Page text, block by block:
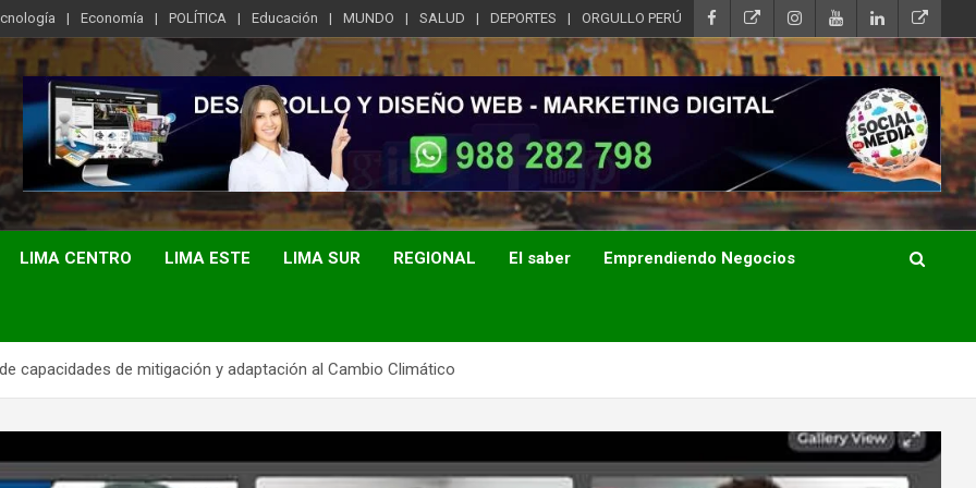
Economía POLÍTICA Educación MUNDO SALUD DEPORTES ORGULLO PERÚ
LIMA CENTRO LIMA ESTE LIMA SUR REGIONAL El saber Emprendiendo Negocios
capacidades de mitigación y adaptación al Cambio Climático